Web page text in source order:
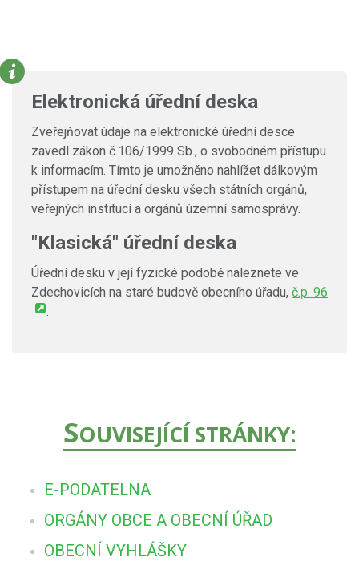
Elektronická úřední deska
Zveřejňovat údaje na elektronické úřední desce
zavedl zákon č.106/1999 Sb., o svobodném přístupu
k informacím. Tímto je umožněno nahlížet dálkovým
přístupem na úřední desku všech státních orgánů,
veřejných institucí a orgánů územní samosprávy.
"Klasická" úřední deska
Úřední desku v její fyzické podobě naleznete ve
Zdechovicích na staré budově obecního úřadu, č.p. 96
.
SOUVISEJÍCÍ STRÁNKY:
E-PODATELNA
ORGÁNY OBCE A OBECNÍ ÚŘAD
OBECNÍ VYHLÁŠKY